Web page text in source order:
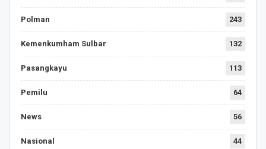
Polman 243
Kemenkumham Sulbar 132
Pasangkayu 113
Pemilu 64
News 56
Nasional 44